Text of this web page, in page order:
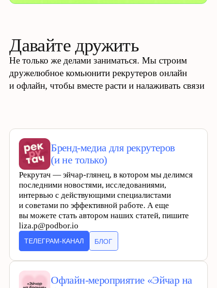
Общество с ограниченной ответственностью «Подбор Кандидатов»
(ООО «Подбор Кандидатов»). Включено в официальный реестр
Минцифры РФ и реестр отечественного программного обеспечения.
Юридический адрес: 105120, г. Москва, вн. тер. г. муниципальный
округ Таганский, пер. 2-й Сыромятнический, д. 1, помещ. 1/1
ИНН: 9715353177 | КПП: 770901001 | ОГРН: 1197746447205
ОКВЭД: 62.01 Разработка компьютерного программного обеспечения
(основной)
Политика обработки персональных данных
Юридическая информация
Удалить мои данные из подбора
ПРОДУКТЫ
ИИ-сорсер
База знаний
Рекрутач
ПОЧТА